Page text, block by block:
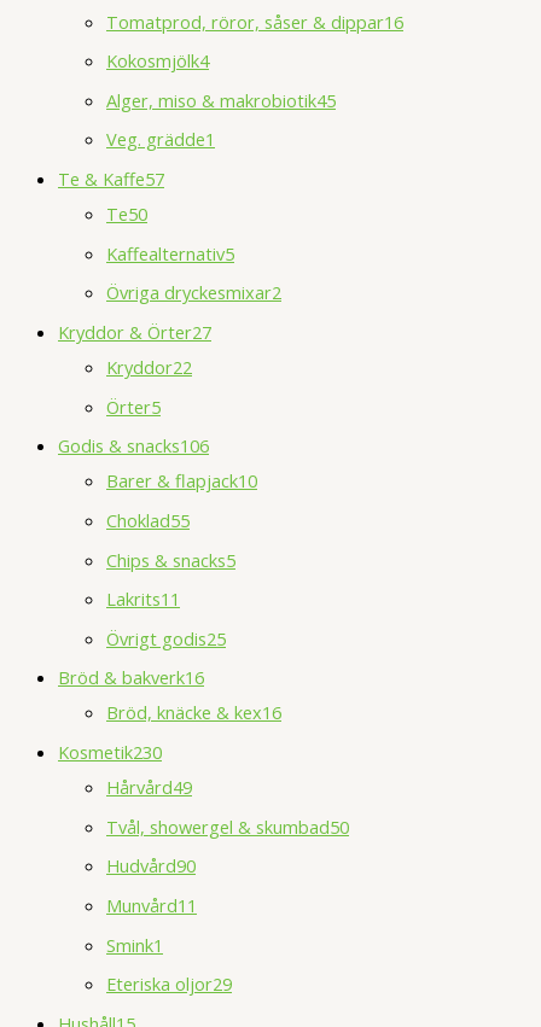
Tomatprod, röror, såser & dippar16
Kokosmjölk4
Alger, miso & makrobiotik45
Veg. grädde1
Te & Kaffe57
Te50
Kaffealternativ5
Övriga dryckesmixar2
Kryddor & Örter27
Kryddor22
Örter5
Godis & snacks106
Barer & flapjack10
Choklad55
Chips & snacks5
Lakrits11
Övrigt godis25
Bröd & bakverk16
Bröd, knäcke & kex16
Kosmetik230
Hårvård49
Tvål, showergel & skumbad50
Hudvård90
Munvård11
Smink1
Eteriska oljor29